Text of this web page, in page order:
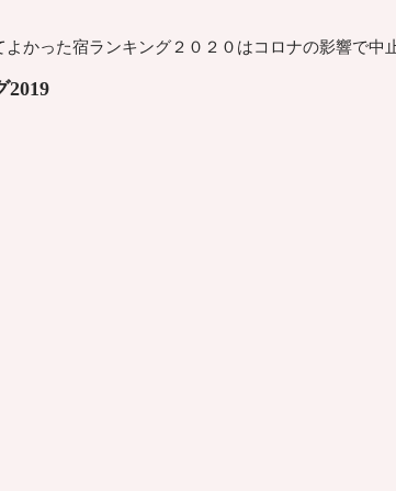
かった宿ランキング２０２０はコロナの影響で中
2019